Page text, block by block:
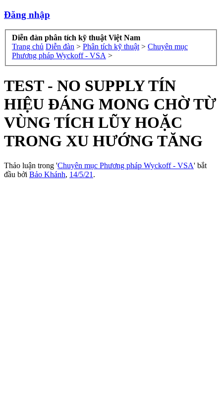
Đăng nhập
Diễn đàn phân tích kỹ thuật Việt Nam
Trang chủ Diễn đàn > Phân tích kỹ thuật > Chuyên mục
Phương pháp Wyckoff - VSA >
TEST - NO SUPPLY TÍN
HIỆU ĐÁNG MONG CHỜ TỪ
VÙNG TÍCH LŨY HOẶC
TRONG XU HƯỚNG TĂNG
Thảo luận trong 'Chuyên mục Phương pháp Wyckoff - VSA' bắt
đầu bởi Bảo Khánh, 14/5/21 .